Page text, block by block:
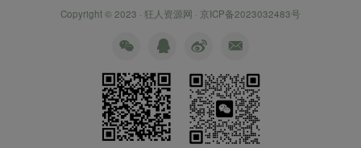
Copyright © 2023 · 狂人资源网 · 京ICP备2023032483号